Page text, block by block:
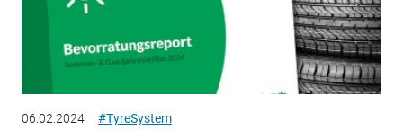
06.02.2024 #TyreSystem